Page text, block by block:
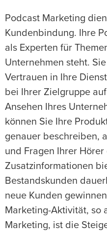
Podcast Marketing
Kundenbindung. Ihre
als Experten für
Unternehmen steht.
Vertrauen in Ihre
bei Ihrer Zielgruppe
Ansehen Ihres
können Sie Ihre
genauer beschreiben,
und Fragen Ihrer Hörer
Zusatzinformationen
Bestandskunden
neue Kunden
Marketing-Aktivität, so
Marketing, ist die